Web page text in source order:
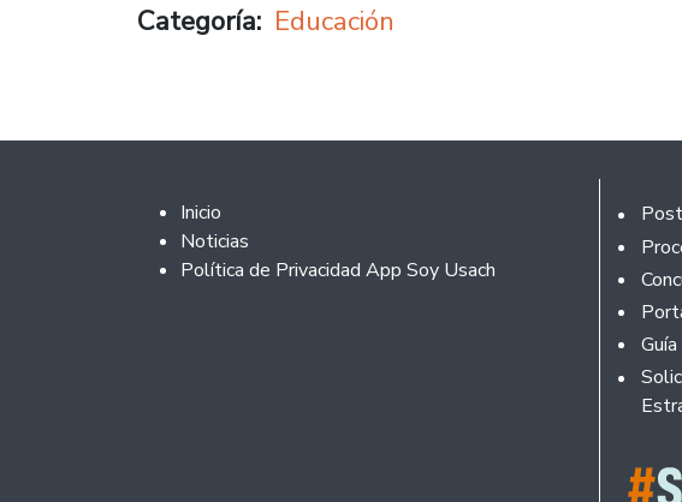
Categoría Educación
Footer 2
Inicio
Noticias
Política de Privacidad App Soy Usach